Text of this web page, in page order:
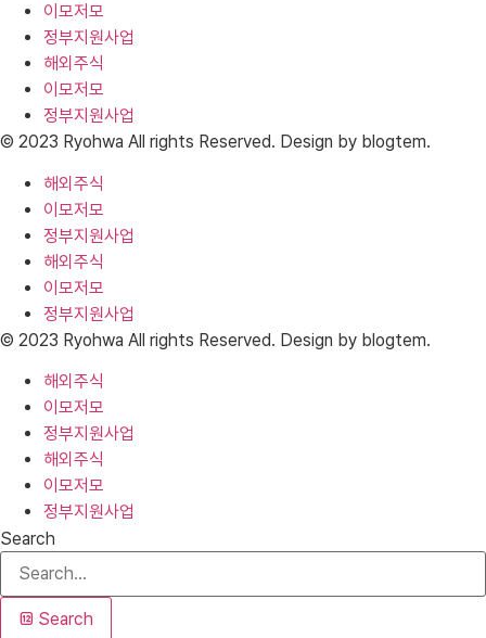
이모저모
정부지원사업
해외주식
이모저모
정부지원사업
© 2023 Ryohwa All rights Reserved. Design by blogtem.
해외주식
이모저모
정부지원사업
해외주식
이모저모
정부지원사업
© 2023 Ryohwa All rights Reserved. Design by blogtem.
해외주식
이모저모
정부지원사업
해외주식
이모저모
정부지원사업
Search
Search